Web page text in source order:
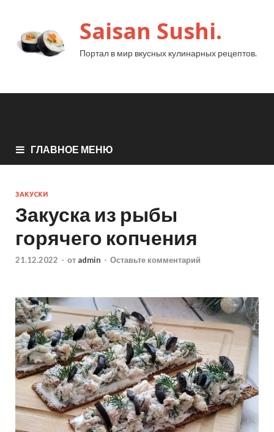
Saisan Sushi.
Портал в мир вкусных кулинарных рецептов.
ГЛАВНОЕ МЕНЮ
ЗАКУСКИ
Закуска из рыбы
горячего копчения
21.12.2022 - от admin - Оставьте комментарий